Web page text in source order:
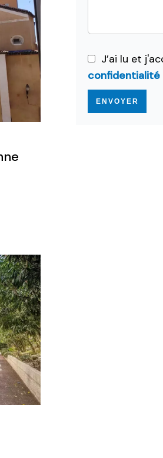
J’ai lu et
confidentialité
ENVOYER